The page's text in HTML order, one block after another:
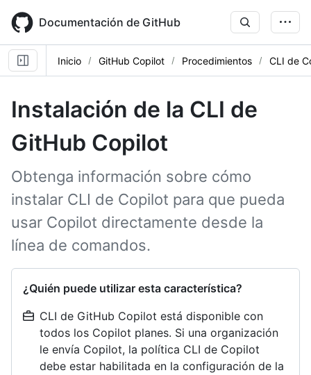
main
content
Documentación de GitHub
Inicio GitHub Copilot Procedimientos CLI de
Instalación de la CLI de
GitHub Copilot
Obtenga información sobre cómo
instalar CLI de Copilot para que pueda
usar Copilot directamente desde la
línea de comandos.
¿Quién puede utilizar esta característica?
CLI de GitHub Copilot está disponible con
todos los Copilot planes. Si una organización
le envía Copilot, la política CLI de Copilot
debe estar habilitada en la configuración de la